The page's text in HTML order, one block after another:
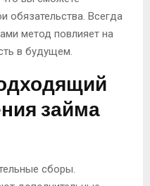
обязательства. Всегда
метод повлияет на
в будущем.
займа
сборы.